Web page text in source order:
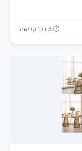
⏱ 3 דק' קריאה